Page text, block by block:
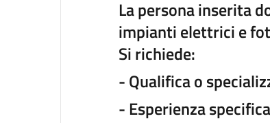
La persona inserita
impianti elettrici e
Si richiede:
- Qualifica o
- Esperienza